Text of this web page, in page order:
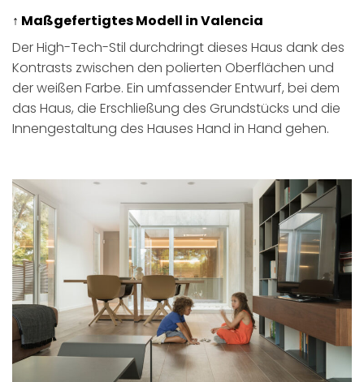
↑ Maßgefertigtes Modell in Valencia
Der High-Tech-Stil durchdringt dieses Haus dank des
Kontrasts zwischen den polierten Oberflächen und
der weißen Farbe. Ein umfassender Entwurf, bei dem
das Haus, die Erschließung des Grundstücks und die
Innengestaltung des Hauses Hand in Hand gehen.